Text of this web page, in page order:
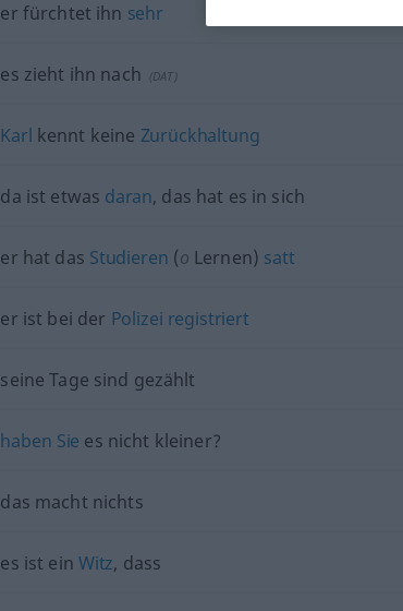
er fürchtet ihn sehr
es zieht ihn nach (DAT)
Karl kennt keine Zurückhaltung
da ist etwas daran, das hat es in sich
er hat das Studieren (o Lernen) satt
er ist bei der Polizei registriert
seine Tage sind gezählt
haben Sie es nicht kleiner?
das macht nichts
es ist ein Witz, dass